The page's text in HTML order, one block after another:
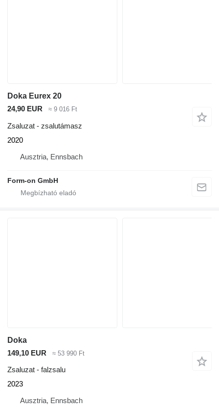
Doka Eurex 20
24,90 EUR
≈ 9 016 Ft
Zsaluzat - zsalutámasz
2020
Ausztria, Ennsbach
Form-on GmbH
Doka
149,10 EUR
≈ 53 990 Ft
Zsaluzat - falzsalu
2023
Ausztria, Ennsbach